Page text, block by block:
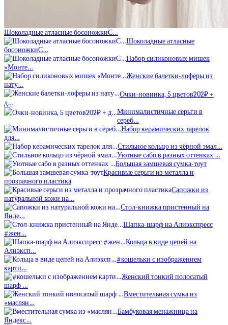
Шоколадные атласные босоножкиС…
Шоколадные атласные
босоножкиС…
Набор силиконовых мишек
«Монте…
Женские балетки-лоферы из
нату…
Очки-новинка, 5 цветов202₽ +
д…
Минималистичные серьги в
сереб…
Набор керамических тарелок
для…
Стильное кольцо из чёрной эмал…
Уютные сабо в разных оттенках …
Большая замшевая сумка-тоут
Красивые серьги из металла и
прозрачного пластика
Сапожки из
натуральной кожи на…
Стол-книжка пристенный на
Янде…
Шапка-шарф на Алиэкспресс
#жен…
Кольца в виде цепей на
Алиэксп…
#кошельки с изображением
карти…
Женский тонкий полосатый
шарф …
Вместительная сумка из
«маслян…
Бамбуковая менажница на
Яндекс…